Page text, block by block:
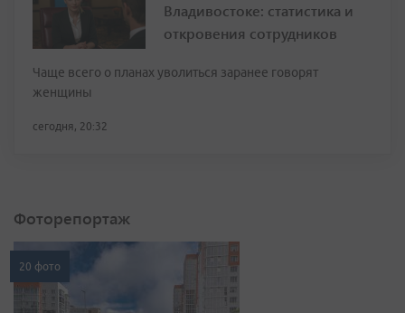
Владивостоке: статистика и
откровения сотрудников
Чаще всего о планах уволиться заранее говорят
женщины
сегодня, 20:32
Фоторепортаж
20 фото